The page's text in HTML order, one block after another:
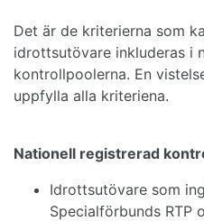
Det är de kriterierna som
idrottsutövare inkluderas i
kontrollpoolerna. En
uppfylla alla kriteriena.
Nationell registrerad
Idrottsutövare som
Specialförbunds RTP